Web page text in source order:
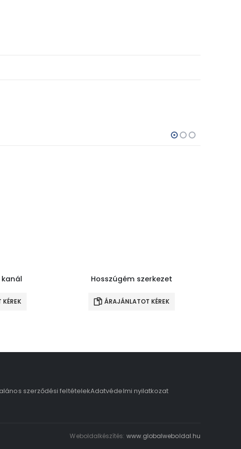
Hosszúgém szerkezet
ÁRAJÁNLATOT KÉREK
szerződési feltételekAdatvédelmi nyilatkozat
Weboldalkészítés: www.globalweboldal.hu